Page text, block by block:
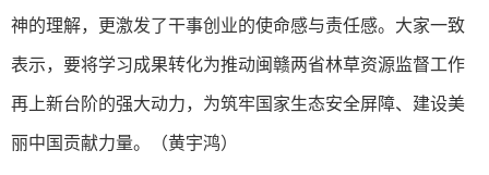
神的理解，更激发了干事创业的使命感与责任感。大家一致
表示，要将学习成果转化为推动闽赣两省林草资源监督工作
再上新台阶的强大动力，为筑牢国家生态安全屏障、建设美
丽中国贡献力量。（黄宇鸿）